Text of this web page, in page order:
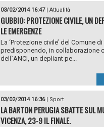
03/02/2014 16:47| Attualità
GUBBIO: PROTEZIONE CIVILE, UN
LE EMERGENZE
La ‘Protezione civile’ del Comune
predisponendo, in collaborazione
dell`ANCI, un depliant pe...
03/02/2014 16:36| Sport
LA BARTON PERUGIA SBATTE SUL
VICENZA, 23-9 IL FINALE.